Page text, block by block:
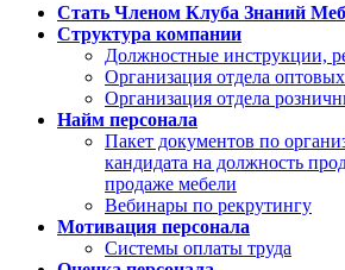
Стать Членом Клуба Знаний
Структура компании
Должностные инструкции,
Организация отдела
Организация отдела
Найм персонала
Пакет документов по
кандидата на должность
продаже мебели
Вебинары по рекрутингу
Мотивация персонала
Системы оплаты труда